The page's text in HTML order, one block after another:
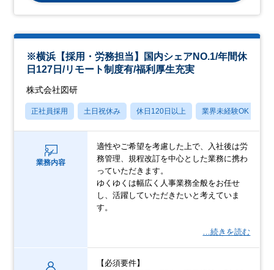
※横浜【採用・労務担当】国内シェアNO.1/年間休
日127日/リモート制度有/福利厚生充実
株式会社図研
正社員採用 土日祝休み 休日120日以上 業界未経験OK
業務内容
適性やご希望を考慮した上で、入社後は労
務管理、規程改訂を中心とした業務に携わ
っていただきます。
ゆくゆくは幅広く人事業務全般をお任せ
し、活躍していただきたいと考えていま
す。
…続きを読む
【必須要件】